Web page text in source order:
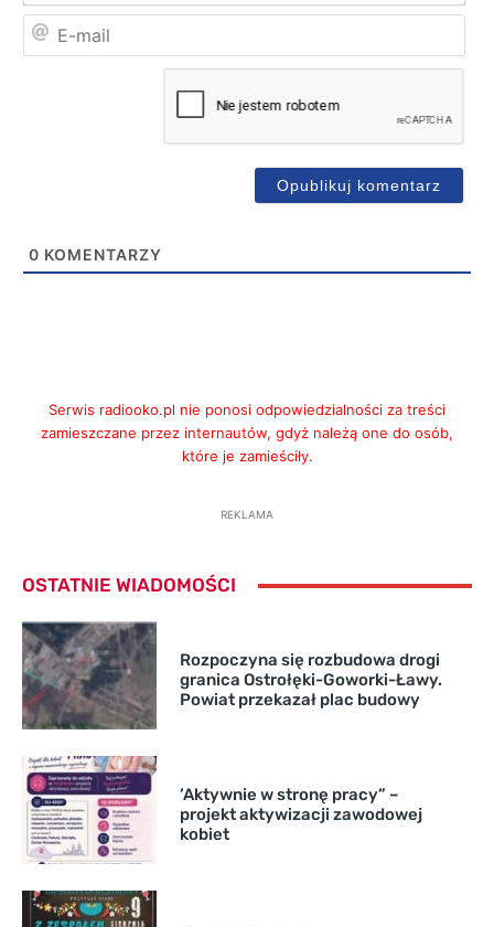
0 KOMENTARZY
Serwis radiooko.pl nie ponosi odpowiedzialności za treści
zamieszczane przez internautów, gdyż należą one do osób,
które je zamieściły.
REKLAMA
OSTATNIE WIADOMOŚCI
Rozpoczyna się rozbudowa drogi
granica Ostrołęki-Goworki-Ławy.
Powiat przekazał plac budowy
’Aktywnie w stronę pracy” –
projekt aktywizacji zawodowej
kobiet